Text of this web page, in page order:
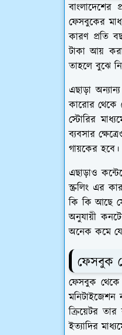
ফেসবুকের
কারণ প্রতি
টাকা আয়
তাহলে বুঝে
এছাড়া
কারোর থেকে
স্টোরির
ব্যবসার
গায়কের হবে।
এছাড়াও
স্ক্রলিং এর
কি কি আছে
অনুযায়ী
অনেক কমে
ফেসবুক
ফেসবুক
ক্রিয়েটর তার
ইত্যাদির